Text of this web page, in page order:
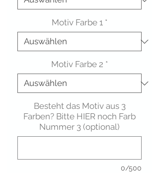
Motiv Farbe 1 *
Motiv Farbe 2 *
Besteht das Motiv aus 3
Farben? Bitte HIER noch Farb
Nummer 3 (optional)
0/500